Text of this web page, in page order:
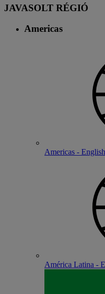
JAVASOLT RÉGIÓ
Americas
Americas - English
América Latina -